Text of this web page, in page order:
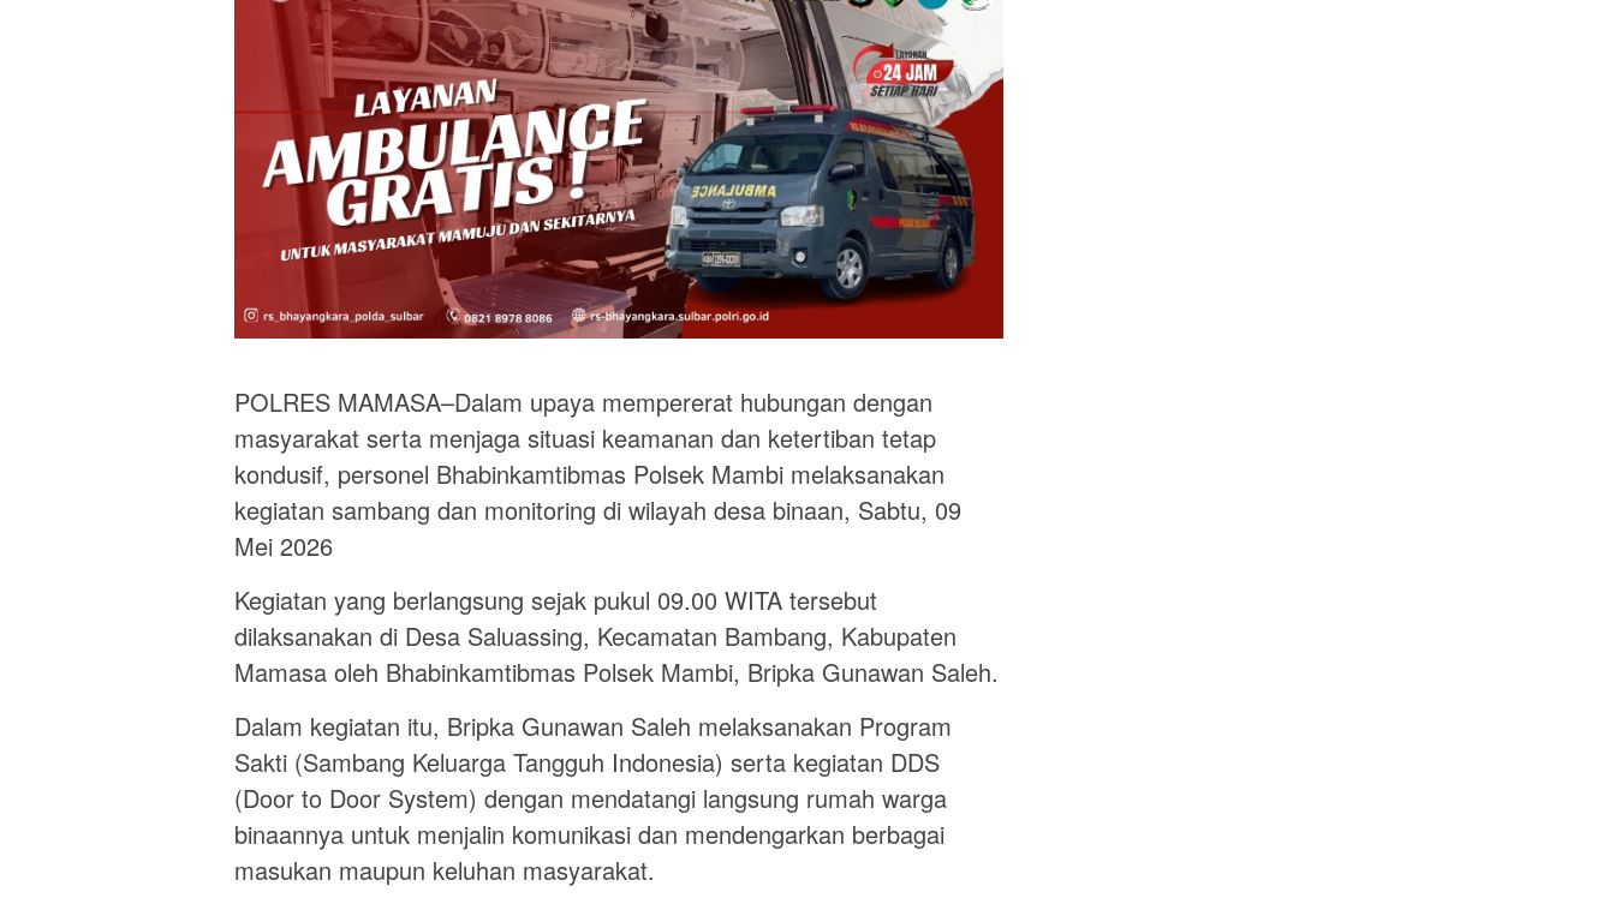
POLRES MAMASA–Dalam upaya mempererat hubungan dengan
masyarakat serta menjaga situasi keamanan dan ketertiban tetap
kondusif, personel Bhabinkamtibmas Polsek Mambi melaksanakan
kegiatan sambang dan monitoring di wilayah desa binaan, Sabtu, 09
Mei 2026
Kegiatan yang berlangsung sejak pukul 09.00 WITA tersebut
dilaksanakan di Desa Saluassing, Kecamatan Bambang, Kabupaten
Mamasa oleh Bhabinkamtibmas Polsek Mambi, Bripka Gunawan Saleh.
Dalam kegiatan itu, Bripka Gunawan Saleh melaksanakan Program
Sakti (Sambang Keluarga Tangguh Indonesia) serta kegiatan DDS
(Door to Door System) dengan mendatangi langsung rumah warga
binaannya untuk menjalin komunikasi dan mendengarkan berbagai
masukan maupun keluhan masyarakat.